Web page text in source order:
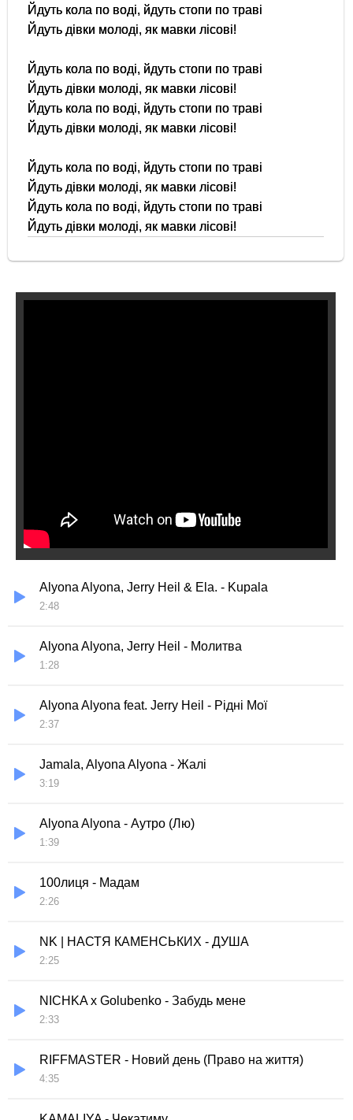
Йдуть кола по воді, йдуть стопи по траві
Йдуть дівки молоді, як мавки лісові!
Йдуть кола по воді, йдуть стопи по траві
Йдуть дівки молоді, як мавки лісові!
Йдуть кола по воді, йдуть стопи по траві
Йдуть дівки молоді, як мавки лісові!
Йдуть кола по воді, йдуть стопи по траві
Йдуть дівки молоді, як мавки лісові!
Йдуть кола по воді, йдуть стопи по траві
Йдуть дівки молоді, як мавки лісові!
Alyona Alyona, Jerry Heil & Ela. - Kupala
2:48
Alyona Alyona, Jerry Heil - Молитва
1:28
Alyona Alyona feat. Jerry Heil - Рідні Мої
2:37
Jamala, Alyona Alyona - Жалі
3:19
Alyona Alyona - Аутро (Лю)
1:39
100лиця - Мадам
2:26
NK | НАСТЯ КАМЕНСЬКИХ - ДУША
2:25
NICHKA x Golubenko - Забудь мене
2:33
RIFFMASTER - Новий день (Право на життя)
4:35